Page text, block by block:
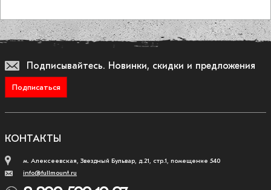
Подписывайтесь. Новинки, скидки и предложения
Подписаться
КОНТАКТЫ
м. Алексеевская, Звездный Бульвар, д.21, стр.1, помещение 540
info@fullmount.ru